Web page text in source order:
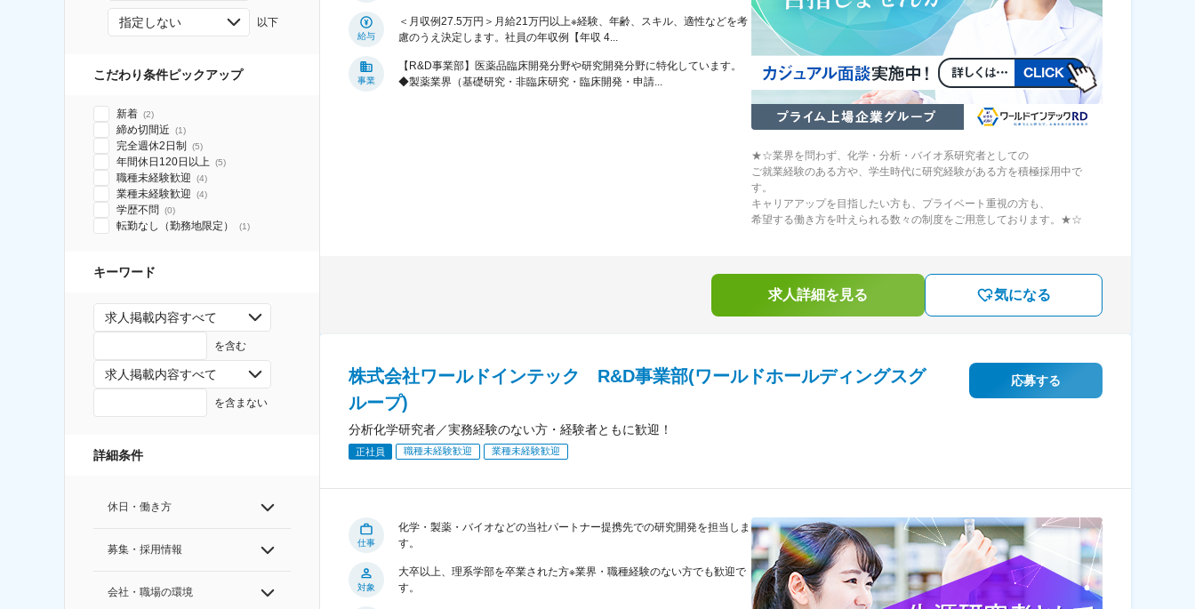
指定しない 以下
こだわり条件ピックアップ
新着 (2)
締め切間近 (1)
完全週休2日制 (5)
年間休日120日以上 (5)
職種未経験歓迎 (4)
業種未経験歓迎 (4)
学歴不問 (0)
転勤なし（勤務地限定） (1)
キーワード
求人掲載内容すべて
を含む
求人掲載内容すべて
を含まない
詳細条件
休日・働き方
募集・採用情報
会社・職場の環境
給与
＜月収例27.5万円＞月給21万円以上※経験、年齢、スキル、適性などを考
慮のうえ決定します。社員の年収例【年収 4...
事業
【R&D事業部】医薬品臨床開発分野や研究開発分野に特化しています。
◆製薬業界（基礎研究・非臨床研究・臨床開発・申請...
★☆業界を問わず、化学・分析・バイオ系研究者としての
ご就業経験のある方や、学生時代に研究経験がある方を積極採用中で
す。
キャリアアップを目指したい方も、プライベート重視の方も、
希望する働き方を叶えられる数々の制度をご用意しております。★☆
求人詳細を見る 気になる
株式会社ワールドインテック R&D事業部(ワールドホールディングスグ
ループ)
分析化学研究者／実務経験のない方・経験者ともに歓迎！
正社員 職種未経験歓迎 業種未経験歓迎
応募する
仕事
化学・製薬・バイオなどの当社パートナー提携先での研究開発を担当しま
す。
対象
大卒以上、理系学部を卒業された方※業界・職種経験のない方でも歓迎で
す。